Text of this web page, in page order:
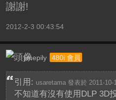
謝謝!
2012-2-3 00:43:54
jimepily 480i 會員
引用: usaretama 發表於 2011-10-
不知道有沒有使用DLP 3D